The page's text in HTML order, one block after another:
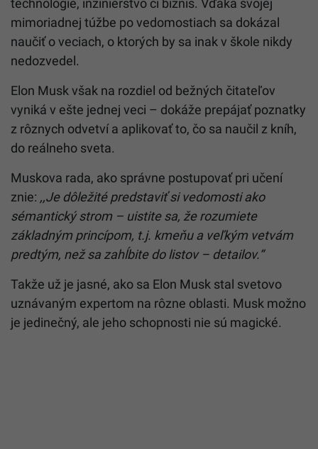
technológie, inžinierstvo či biznis. Vďaka svojej
mimoriadnej túžbe po vedomostiach sa dokázal
naučiť o veciach, o ktorých by sa inak v škole nikdy
nedozvedel.
Elon Musk však na rozdiel od bežných čitateľov
vyniká v ešte jednej veci – dokáže prepájať poznatky
z rôznych odvetví a aplikovať to, čo sa naučil z kníh,
do reálneho sveta.
Muskova rada, ako správne postupovať pri učení
znie: ,,Je dôležité predstaviť si vedomosti ako
sémantický strom – uistite sa, že rozumiete
základným princípom, t.j. kmeňu a veľkým vetvám
predtým, než sa zahĺbite do listov – detailov.“
Takže už je jasné, ako sa Elon Musk stal svetovo
uznávaným expertom na rôzne oblasti. Musk možno
je jedinečný, ale jeho schopnosti nie sú magické.